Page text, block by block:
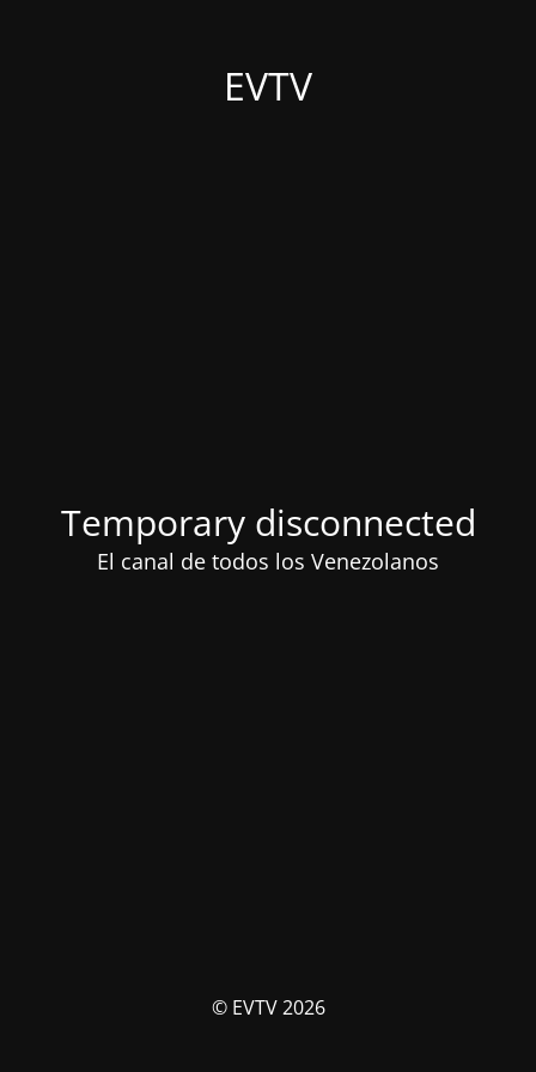
EVTV
Temporary disconnected
El canal de todos los Venezolanos
© EVTV 2026